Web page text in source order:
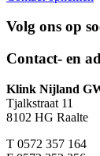
Volg ons op
Contact- en
Klink Nijland
Tjalkstraat 11
8102 HG Raalte
T 0572 357 164